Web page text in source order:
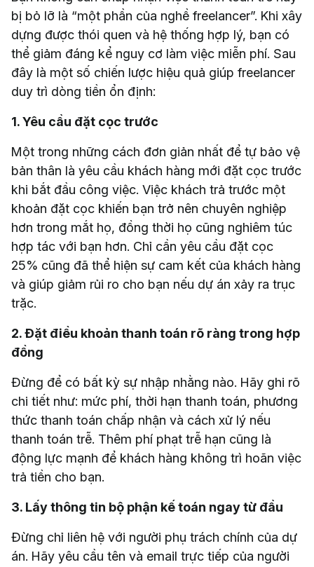
bị bỏ lỡ là “một phần của nghề freelancer”. Khi xây
dựng được thói quen và hệ thống hợp lý, bạn có
thể giảm đáng kể nguy cơ làm việc miễn phí. Sau
đây là một số chiến lược hiệu quả giúp freelancer
duy trì dòng tiền ổn định:
1. Yêu cầu đặt cọc trước
Một trong những cách đơn giản nhất để tự bảo vệ
bản thân là yêu cầu khách hàng mới đặt cọc trước
khi bắt đầu công việc. Việc khách trả trước một
khoản đặt cọc khiến bạn trở nên chuyên nghiệp
hơn trong mắt họ, đồng thời họ cũng nghiêm túc
hợp tác với bạn hơn. Chỉ cần yêu cầu đặt cọc
25% cũng đã thể hiện sự cam kết của khách hàng
và giúp giảm rủi ro cho bạn nếu dự án xảy ra trục
trặc.
2. Đặt điều khoản thanh toán rõ ràng trong hợp
đồng
Đừng để có bất kỳ sự nhập nhằng nào. Hãy ghi rõ
chi tiết như: mức phí, thời hạn thanh toán, phương
thức thanh toán chấp nhận và cách xử lý nếu
thanh toán trễ. Thêm phí phạt trễ hạn cũng là
động lực mạnh để khách hàng không trì hoãn việc
trả tiền cho bạn.
3. Lấy thông tin bộ phận kế toán ngay từ đầu
Đừng chỉ liên hệ với người phụ trách chính của dự
án. Hãy yêu cầu tên và email trực tiếp của người